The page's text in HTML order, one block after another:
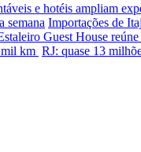
e hotéis ampliam
semana Importações de
Guest House
mil km RJ: quase 13